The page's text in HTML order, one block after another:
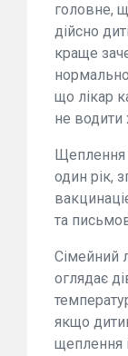
головне,
дійсно
краще
нормально
що лікар
не водити
Щеплення
один рік,
та
Сімейний
оглядає
якщо
щеплення